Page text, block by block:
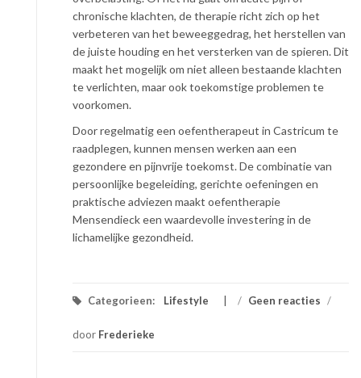
chronische klachten, de therapie richt zich op het
verbeteren van het beweeggedrag, het herstellen van
de juiste houding en het versterken van de spieren. Dit
maakt het mogelijk om niet alleen bestaande klachten
te verlichten, maar ook toekomstige problemen te
voorkomen.
Door regelmatig een oefentherapeut in Castricum te
raadplegen, kunnen mensen werken aan een
gezondere en pijnvrije toekomst. De combinatie van
persoonlijke begeleiding, gerichte oefeningen en
praktische adviezen maakt oefentherapie
Mensendieck een waardevolle investering in de
lichamelijke gezondheid.
Categorieen: Lifestyle / Geen reacties /
door Frederieke